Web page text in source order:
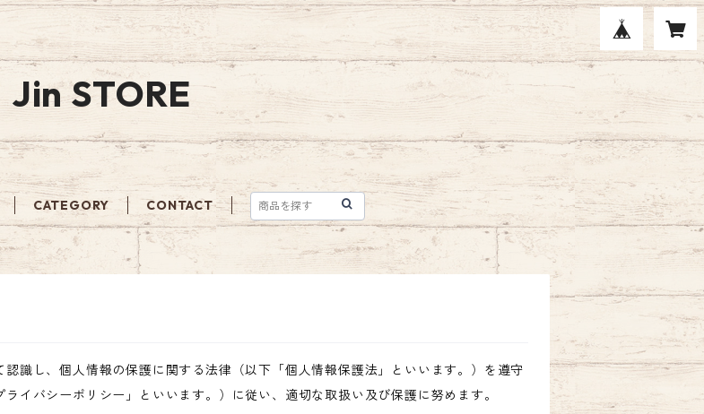
Jin STORE
CATEGORY CONTACT
識し、個人情報の保護に関する法律（以下「個人情報保護法」といいます。）を遵守
イバシーポリシー」といいます。）に従い、適切な取扱い及び保護に努めます。